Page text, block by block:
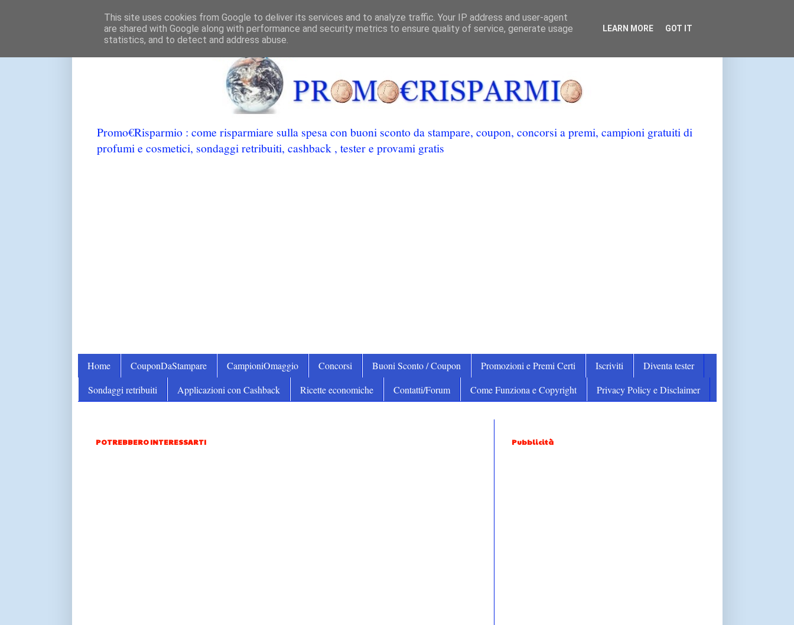
Promo€Risparmio : come risparmiare sulla spesa con buoni sconto da stampare, coupon, concorsi a premi, campioni gratuiti di
profumi e cosmetici, sondaggi retribuiti, cashback , tester e provami gratis
Home CouponDaStampare CampioniOmaggio Concorsi Buoni Sconto / Coupon Promozioni e Premi Certi Iscriviti
Diventa tester
Sondaggi retribuiti
Applicazioni con Cashback Ricette economiche Contatti/Forum Come Funziona e Copyright Privacy Policy e Disclaimer
POTREBBERO INTERESSARTI Pubblicità
This site uses cookies from Google to deliver its services and to analyze traffic. Your IP address and user-agent
are shared with Google along with performance and security metrics to ensure quality of service, generate usage
statistics, and to detect and address abuse.
LEARN MORE GOT IT